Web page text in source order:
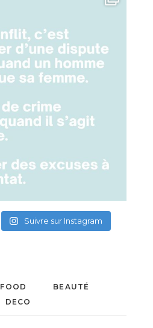
Suivre sur Instagram
FOOD
BEAUTÉ
DECO